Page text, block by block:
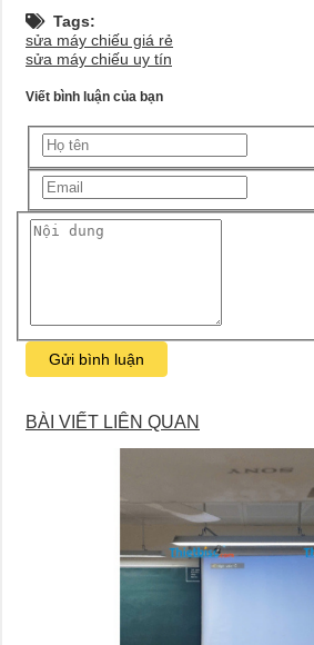
Tags:
sửa máy chiếu giá rẻ
sửa máy chiếu uy tín
Viết bình luận của bạn
Gửi bình luận
BÀI VIẾT LIÊN QUAN